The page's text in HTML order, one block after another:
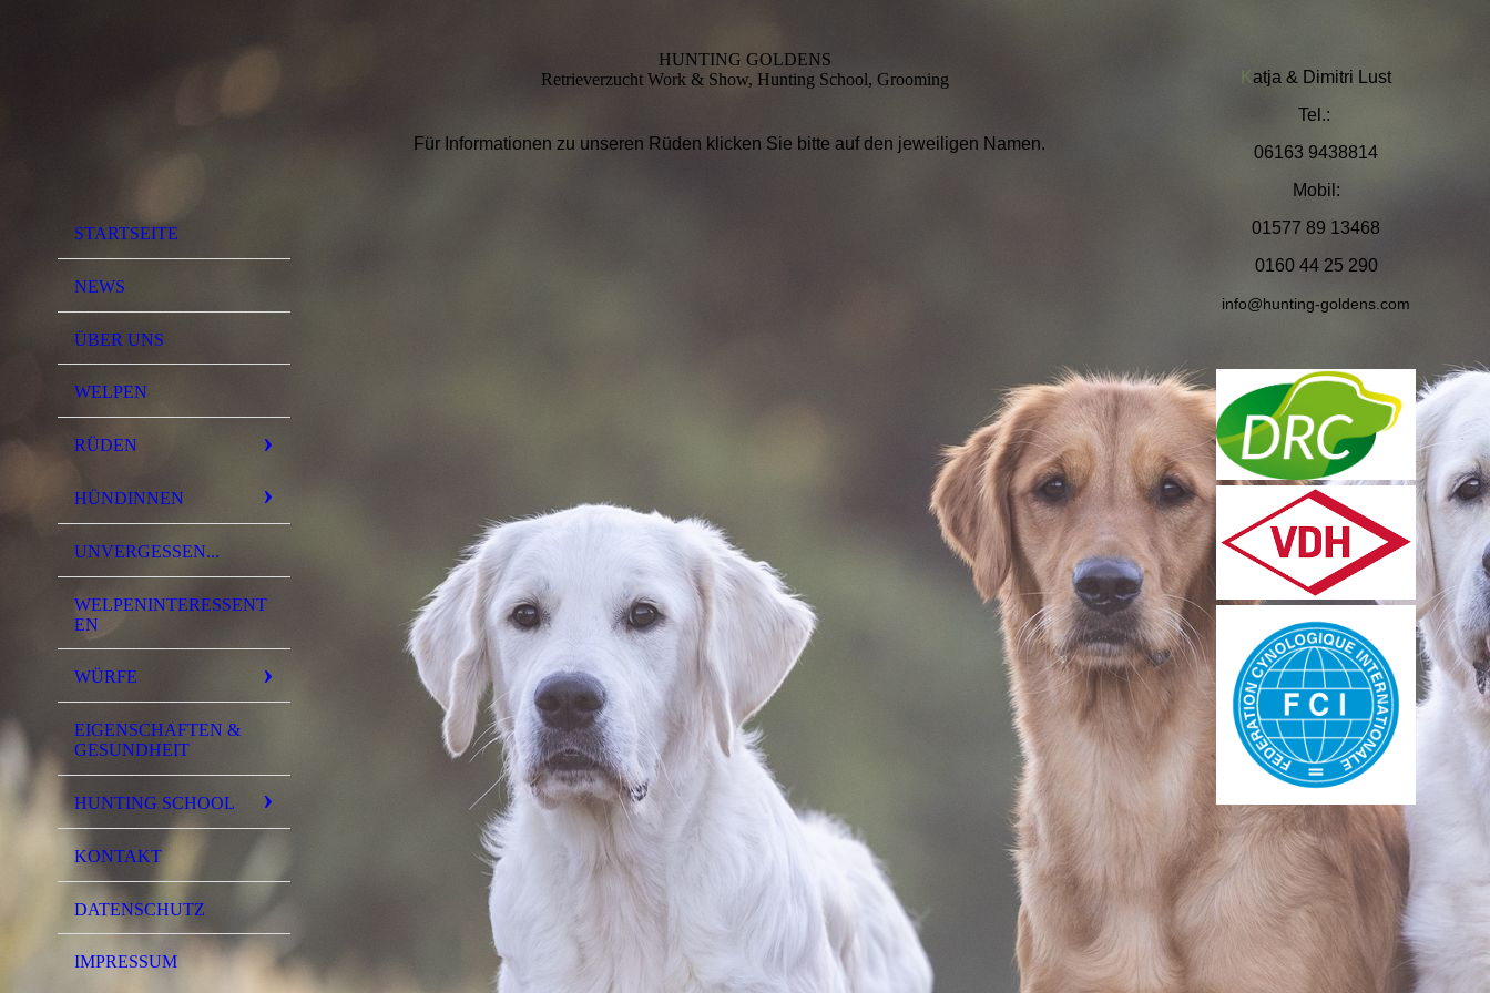
STARTSEITE
NEWS
ÜBER UNS
WELPEN
RÜDEN
HÜNDINNEN
UNVERGESSEN...
WELPENINTERESSENT
EN
WÜRFE
EIGENSCHAFTEN &
GESUNDHEIT
HUNTING SCHOOL
KONTAKT
DATENSCHUTZ
IMPRESSUM
HUNTING GOLDENS
Retrieverzucht Work & Show, Hunting School, Grooming
Für Informationen zu unseren Rüden klicken Sie bitte auf den jeweiligen Namen.
Katja & Dimitri Lust
Tel.:
06163 9438814
Mobil:
01577 89 13468
0160 44 25 290
info@hunting-goldens.com